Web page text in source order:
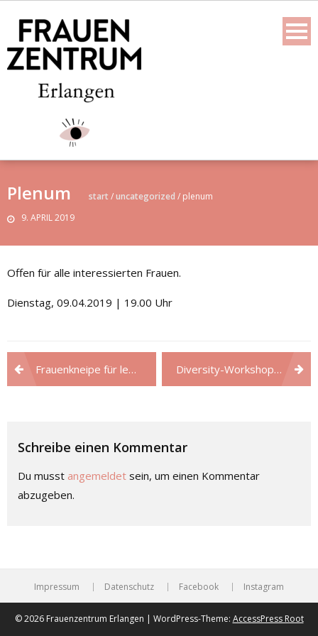
content
Plenum
9. APRIL 2019
start /uncategorized / plenum
Offen für alle interessierten Frauen.
Dienstag, 09.04.2019 | 19.00 Uhr
Beitragsnavigation
Frauenkneipe für lesbisch oder hetera, jung oder alt… Diversity-Workshop II: Mädchen* und Frauen*arbeit
Schreibe einen Kommentar
Du musst angemeldet sein, um einen Kommentar
abzugeben.
Impressum Datenschutz Facebook Instagram
© 2026 Frauenzentrum Erlangen | WordPress-Theme: AccessPress Root